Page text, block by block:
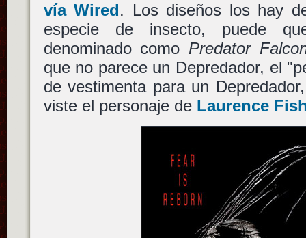
vía Wired. Los diseños los hay
especie de insecto, puede
denominado como Predator
que no parece un Depredador, el
de vestimenta para un
viste el personaje de Laurence